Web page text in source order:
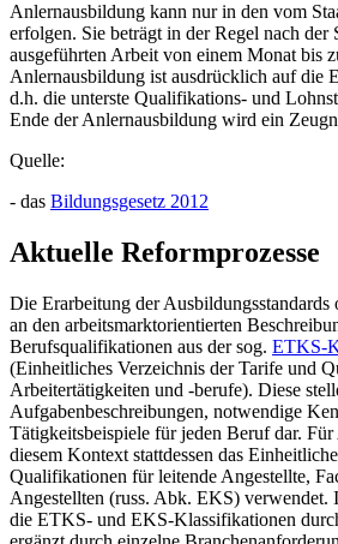
Anlernausbildung kann nur in den vom
erfolgen. Sie beträgt in der Regel nach der
ausgeführten Arbeit von einem Monat bis
Anlernausbildung ist ausdrücklich auf die
d.h. die unterste Qualifikations- und
Ende der Anlernausbildung wird ein
Quelle:
- das Bildungsgesetz 2012
Aktuelle Reformprozesse
Die Erarbeitung der Ausbildungsstandards
an den arbeitsmarktorientierten
Berufsqualifikationen aus der sog. ETKS-
(Einheitliches Verzeichnis der Tarife und
Arbeitertätigkeiten und -berufe). Diese
Aufgabenbeschreibungen, notwendige
Tätigkeitsbeispiele für jeden Beruf dar.
diesem Kontext stattdessen das
Qualifikationen für leitende Angestellte,
Angestellten (russ. Abk. EKS) verwendet.
die ETKS- und EKS-Klassifikationen